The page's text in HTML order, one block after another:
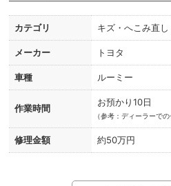
カテゴリ キズ・へこみ直し
メーカー トヨタ
車種 ルーミー
作業時間
お預かり10日
（参考：ディーラーで
修理金額 約50万円